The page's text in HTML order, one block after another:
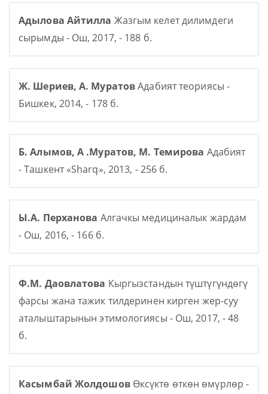
Адылова Айтилла Жазгым келет дилимдеги
сырымды - Ош, 2017, - 188 б.
Ж. Шериев, А. МуратовАдабият теориясы -
Бишкек, 2014, - 178 б.
Б. Алымов, А .Муратов, М. Темирова Адабият
- Ташкент «Sharq», 2013, - 256 б.
Ы.А. Перханова Алгачкы медициналык жардам
- Ош, 2016, - 166 б.
Ф.М. Даовлатова Кыргызстандын түштүгүндөгү
фарсы жана тажик тилдеринен кирген жер-суу
аталыштарынын этимологиясы - Ош, 2017, - 48
б.
Касымбай Жолдошов Өксүктө өткөн өмүрлөр -